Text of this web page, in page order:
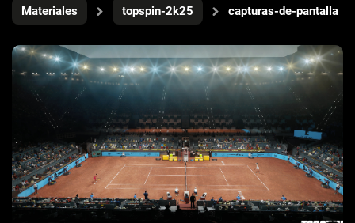
Materiales topspin-2k25 capturas-de-pantalla